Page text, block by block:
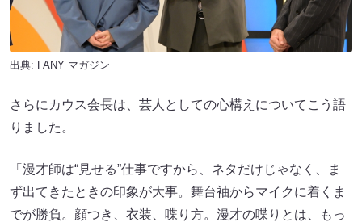
出典: FANY マガジン
さらにカウス会長は、芸人としての心構えについてこう語
りました。
「漫才師は“見せる”仕事ですから、ネタだけじゃなく、ま
ず出てきたときの印象が大事。舞台袖からマイクに着くま
でが勝負。顔つき、衣装、喋り方。漫才の喋りとは、もっ